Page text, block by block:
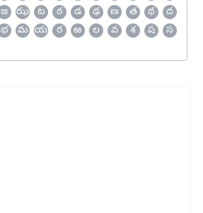
జ ఝ ట ఠ డ ఢ ణ త థ
ద
భ మ య ర ఱ ల వ శ ష
స